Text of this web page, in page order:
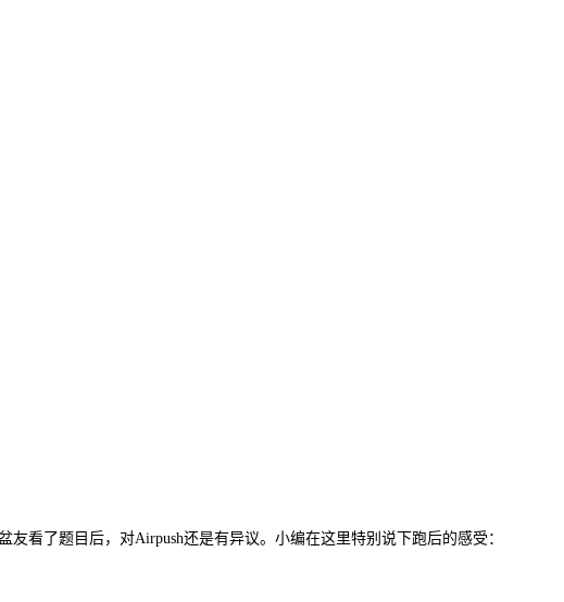
看了题目后，对Airpush还是有异议。小编在这里特别说下跑后的感受：